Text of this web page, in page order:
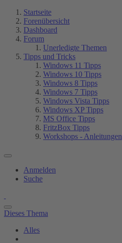
Startseite
Forenübersicht
Dashboard
Forum
Unerledigte Themen
Tipps und Tricks
Windows 11 Tipps
Windows 10 Tipps
Windows 8 Tipps
Windows 7 Tipps
Windows Vista Tipps
Windows XP Tipps
MS Office Tipps
FritzBox Tipps
Workshops - Anleitungen
Anmelden
Suche
Dieses Thema
Alles